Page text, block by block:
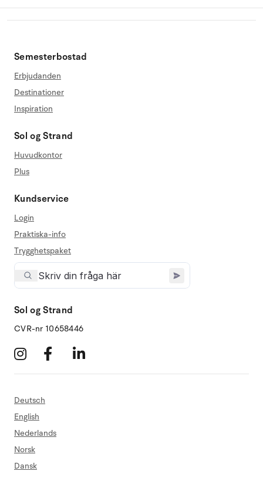
Semesterbostad
Erbjudanden
Destinationer
Inspiration
Sol og Strand
Huvudkontor
Plus
Kundservice
Login
Praktiska-info
Trygghetspaket
Sol og Strand
CVR-nr 10658446
Deutsch
English
Nederlands
Norsk
Dansk